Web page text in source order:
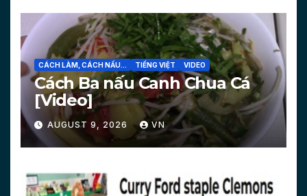
CÁCH LÀM, CÁCH NẤU... TIẾNG VIỆT VIDEO
Cách Ba nấu Canh Chua Cá
[Video]
AUGUST 9, 2026 VN